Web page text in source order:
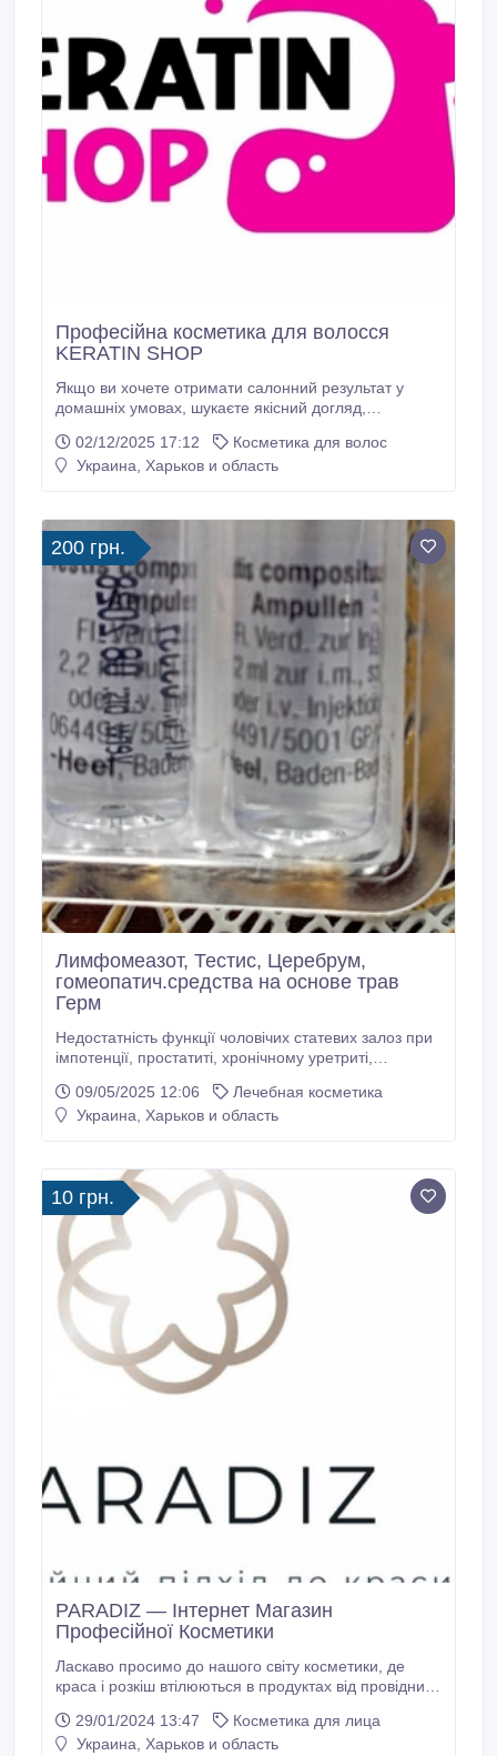
Професійна косметика для волосся
KERATIN SHOP
Якщо ви хочете отримати салонний результат у
домашніх умовах, шукаєте якісний догляд,
інтернет-магазин keratin-shop.com пропонує
перевірені професійні засоби. В KERATIN SHOP
02/12/2025 17:12
Косметика для волос
Украина, Харьков и область
200 грн.
Лимфомеазот, Тестис, Церебрум,
гомеопатич.средства на основе трав
Герм
Недостатність функції чоловічих статевих залоз при
імпотенції, простатиті, хронічному уретриті,
порушенні обміну речовин, адіпозогенітальній
дистрофії, передчасному сім’явипорскуванні,
остеомаляції, цукровому діабеті.
09/05/2025 12:06
Лечебная косметика
Украина, Харьков и область
10 грн.
PARADIZ — Інтернет Магазин
Професійної Косметики
Ласкаво просимо до нашого світу косметики, де
краса і розкіш втілюються в продуктах від провідних
La Sultane de Saba, Rituals, Hysqia, Elemis, St Barth,
Thalgo, Instytutum, DSD de Luxe, Xiaomoxuan,
29/01/2024 13:47
Косметика для лица
Украина, Харьков и область